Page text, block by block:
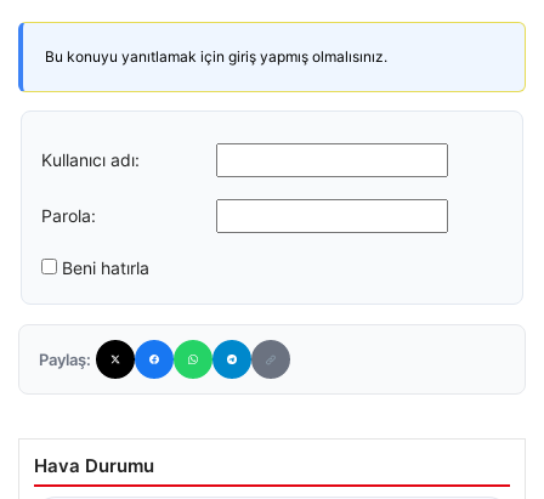
Bu konuyu yanıtlamak için giriş yapmış olmalısınız.
Kullanıcı adı:
Parola:
Beni hatırla
Paylaş:
Hava Durumu